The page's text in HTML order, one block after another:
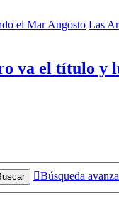
el Mar Angosto Las
va el título y
Búsqueda